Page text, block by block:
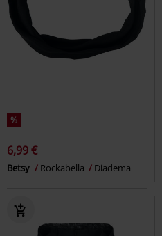
%
6,99 €
Betsy Rockabella Diadema